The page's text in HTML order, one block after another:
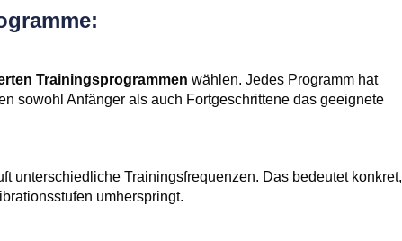
Trainingsprogrammen wählen. Jedes Programm hat
sowohl Anfänger als auch Fortgeschrittene das geeignete
unterschiedliche Trainingsfrequenzen. Das bedeutet konkret,
umherspringt.